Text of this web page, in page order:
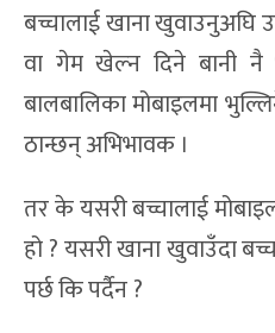
बच्चालाई खाना खुवाउनुअघि
वा गेम खेल्न दिने बानी
बालबालिका मोबाइलमा
ठान्छन् अभिभावक ।
तर के यसरी बच्चालाई
हो ? यसरी खाना खुवाउँदा
पर्छ कि पर्दैन ?